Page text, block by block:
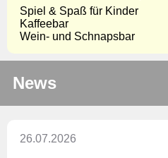
Spiel & Spaß für Kinder
Kaffeebar
Wein- und Schnapsbar
News
26.07.2026